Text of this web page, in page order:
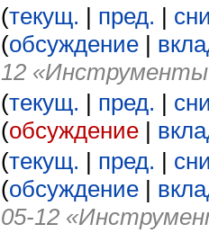
(текущ. | пред. |
(обсуждение|
12 «Инструменты
(текущ. | пред. |
(обсуждение|
(текущ. | пред. |
(обсуждение|
05-12